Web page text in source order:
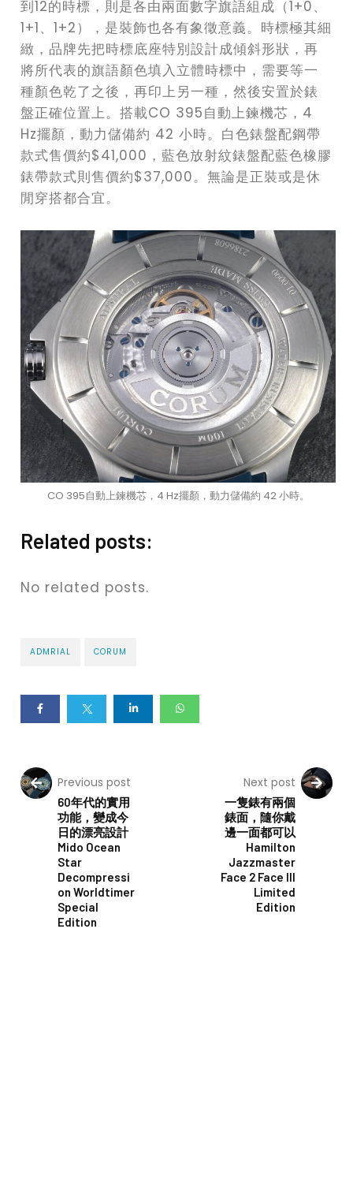
到12的時標，則是各由兩面數字旗語組成（1+0、
1+1、1+2），是裝飾也各有象徵意義。時標極其細
緻，品牌先把時標底座特別設計成傾斜形狀，再
將所代表的旗語顏色填入立體時標中，需要等一
種顏色乾了之後，再印上另一種，然後安置於錶
盤正確位置上。搭載CO 395自動上鍊機芯，4
Hz擺顏，動力儲備約 42 小時。白色錶盤配鋼帶
款式售價約$41,000，藍色放射紋錶盤配藍色橡膠
錶帶款式則售價約$37,000。無論是正裝或是休
閒穿搭都合宜。
CO 395自動上鍊機芯，4 Hz擺顏，動力儲備約 42 小時。
Related posts:
No related posts.
ADMRIAL CORUM
Previous post
60年代的實用
功能，變成今
日的漂亮設計
Mido Ocean
Star
Decompressi
on Worldtimer
Special
Edition
Next post
一隻錶有兩個
錶面，隨你戴
邊一面都可以
Hamilton
Jazzmaster
Face 2 Face III
Limited
Edition